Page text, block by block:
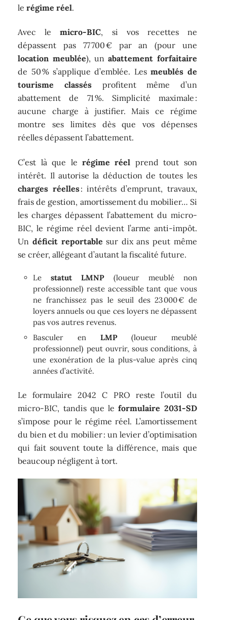
lerégime réel.
Avec lemicro-BIC, si vos recettes ne
dépassent pas 77 700 € par an (pour une
location meublée), unabattement forfaitaire
de 50 % s’applique d’emblée. Lesmeublés de
tourisme classésprofitent même d’un
abattement de 71 %. Simplicité maximale :
aucune charge à justifier. Mais ce régime
montre ses limites dès que vos dépenses
réelles dépassent l’abattement.
C’est là que le régime réel prend tout son
intérêt. Il autorise la déduction de toutes les
charges réelles: intérêts d’emprunt, travaux,
frais de gestion, amortissement du mobilier… Si
les charges dépassent l’abattement du micro-
BIC, le régime réel devient l’arme anti-impôt.
Un déficit reportable sur dix ans peut même
se créer, allégeant d’autant la fiscalité future.
Lestatut LMNP (loueur meublé non
professionnel) reste accessible tant que vous
ne franchissez pas le seuil des 23 000 € de
loyers annuels ou que ces loyers ne dépassent
pas vos autres revenus.
Basculer en LMP(loueur meublé
professionnel) peut ouvrir, sous conditions, à
une exonération de la plus-value après cinq
années d’activité.
Le formulaire 2042 C PRO reste l’outil du
micro-BIC, tandis que leformulaire 2031-SD
s’impose pour le régime réel. L’amortissement
du bien et du mobilier : un levier d’optimisation
qui fait souvent toute la différence, mais que
beaucoup négligent à tort.